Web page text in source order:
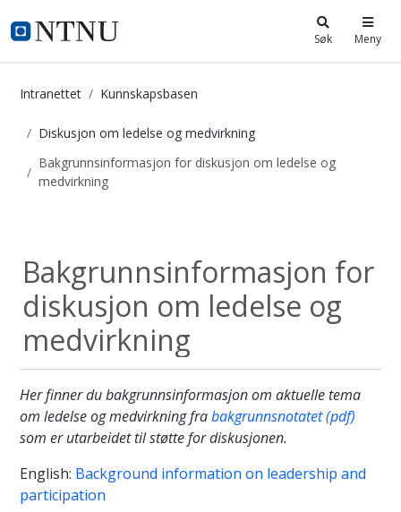
i.ntnu.no Søk Meny
Intranettet Kunnskapsbasen
Diskusjon om ledelse og medvirkning
Bakgrunnsinformasjon for diskusjon om ledelse og
medvirkning
Bakgrunnsinformasjon for
diskusjon om ledelse og
medvirkning
Her finner du bakgrunnsinformasjon om aktuelle tema
om ledelse og medvirkning frabakgrunnsnotatet (pdf)
som er utarbeidet til støtte for diskusjonen.
English: Background information on leadership and
participation